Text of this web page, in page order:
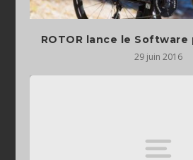
ROTOR lance le Software
29 juin 2016